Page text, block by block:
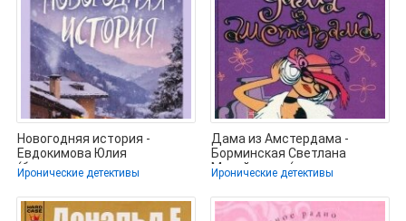
Новогодняя история -
Евдокимова Юлия
(бесплатная регистрация
книга .TXT, .FB2) 📗
Иронические детективы
Дама из Амстердама -
Борминская Светлана
Михайловна (читаем книги
онлайн
Иронические детективы